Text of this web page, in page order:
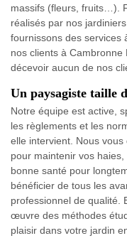
massifs (fleurs, fruits…).
réalisés par nos
fournissons des services
nos clients à
décevoir aucun de nos
Un paysagiste taille
Notre équipe est active,
les règlements et les
elle intervient. Nous
pour maintenir vos
bonne santé pour
bénéficier de tous les
professionnel de qualité.
œuvre des méthodes
plaisir dans votre jardin